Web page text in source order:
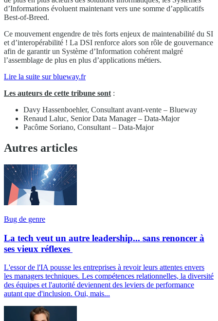
d’Informations évoluent maintenant vers une somme d’applicatifs
Best-of-Breed.
Ce mouvement engendre de très forts enjeux de maintenabilité du SI
et d’interopérabilité ! La DSI renforce alors son rôle de gouvernance
afin de garantir un Système d’Information cohérent malgré
l’assemblage de plus en plus d’applications métiers.
Lire la suite sur blueway.fr
Les auteurs de cette tribune sont :
Davy Hassenboehler, Consultant avant-vente – Blueway
Renaud Laluc, Senior Data Manager – Data-Major
Pacôme Soriano, Consultant – Data-Major
Autres articles
Bug de genre
La tech veut un autre leadership... sans renoncer à
ses vieux réflexes
L'essor de l'IA pousse les entreprises à revoir leurs attentes envers
les managers techniques. Les compétences relationnelles, la diversité
des équipes et l'autorité deviennent des leviers de performance
autant que d'inclusion. Oui, mais...